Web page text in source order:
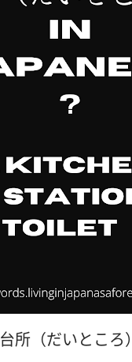
台所（だいところ）